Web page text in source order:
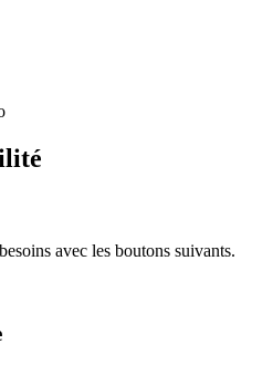
avec les boutons suivants.